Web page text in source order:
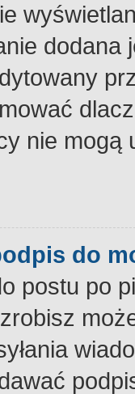
dodana
nie
do
postu po